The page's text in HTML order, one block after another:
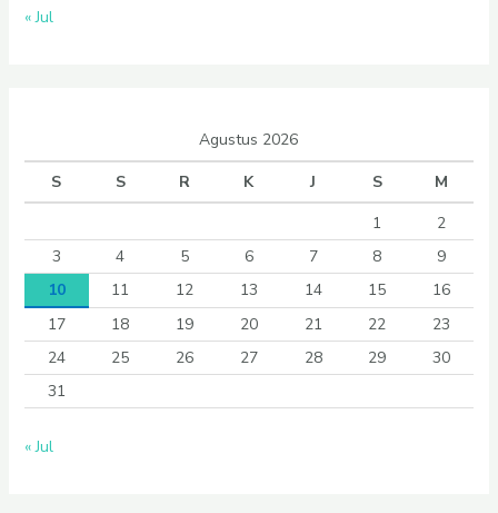
« Jul
Agustus 2026
S
S R K J S
M
1
2
3
4 5 6 7 8
9
10
11 12 13 14 15
16
17
18 19 20 21 22
23
24
25 26 27 28 29
30
31
« Jul